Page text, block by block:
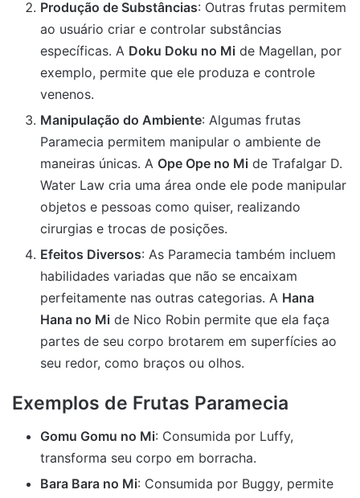
Produção de Substâncias: Outras frutas permitem
ao usuário criar e controlar substâncias
específicas. A Doku Doku no Mi de Magellan, por
exemplo, permite que ele produza e controle
venenos.
Manipulação do Ambiente: Algumas frutas
Paramecia permitem manipular o ambiente de
maneiras únicas. A Ope Ope no Mi de Trafalgar D.
Water Law cria uma área onde ele pode manipular
objetos e pessoas como quiser, realizando
cirurgias e trocas de posições.
Efeitos Diversos: As Paramecia também incluem
habilidades variadas que não se encaixam
perfeitamente nas outras categorias. A Hana
Hana no Mi de Nico Robin permite que ela faça
partes de seu corpo brotarem em superfícies ao
seu redor, como braços ou olhos.
Exemplos de Frutas Paramecia
Gomu Gomu no Mi: Consumida por Luffy,
transforma seu corpo em borracha.
Bara Bara no Mi: Consumida por Buggy, permite